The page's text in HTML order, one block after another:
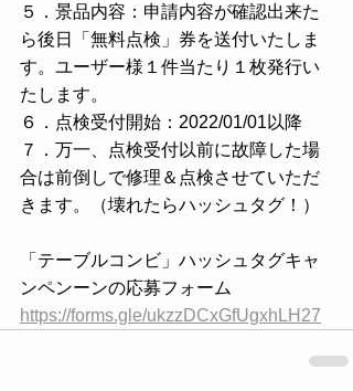
５．景品内容：申請内容が確認出来た
ら後日「無料点検」券を送付いたしま
す。ユーザー様１件当たり１枚発行い
たします。
６．点検受付開始：2022/01/01以降
７．万一、点検受付以前に故障した場
合は前倒しで修理＆点検させていただ
きます。（壊れたらハッシュタグ！）
「テーブルコンビ」ハッシュタグキャ
ンペンーンの応募フォーム
https://forms.gle/ukzzDCxGfUgxhLH27